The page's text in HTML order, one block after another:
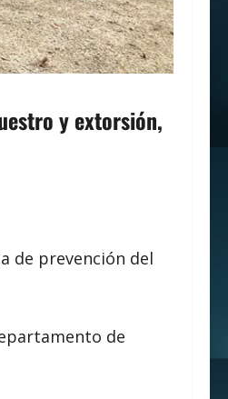
y extorsión,
de prevención del
de